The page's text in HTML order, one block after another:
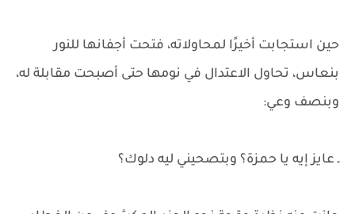
حين استجابت أخيرًا لمحاولاته، فتحت أجفانها للنور
بنعاس، تحاول الاعتدال في نومها حتى أصبحت مقابلة له،
وبنصف وعي:
ـ عايز إيه يا حمزة؟ وبتصحيني ليه دلوك؟